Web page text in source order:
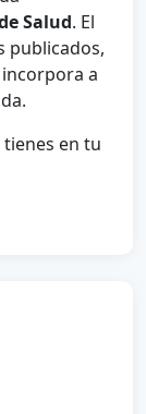
Salud. El
publicados,
a
en tu